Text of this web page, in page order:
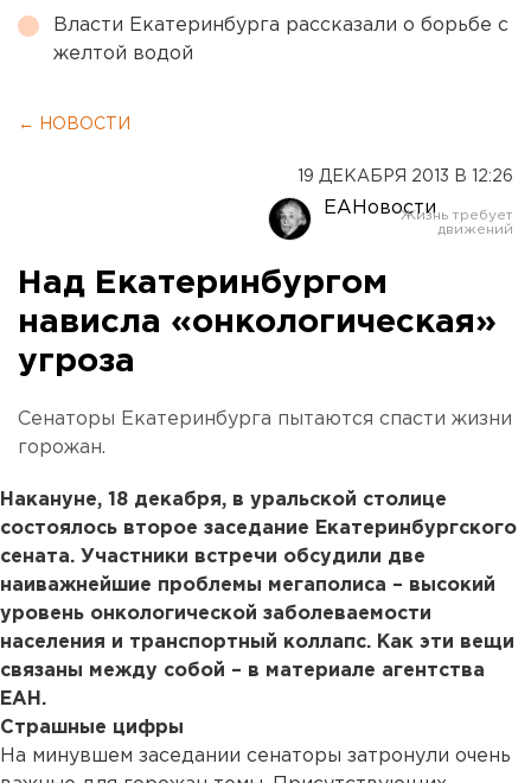
Власти Екатеринбурга рассказали о борьбе с
желтой водой
← НОВОСТИ
19 ДЕКАБРЯ 2013 В 12:26
ЕАНовости
Над Екатеринбургом
нависла «онкологическая»
угроза
Сенаторы Екатеринбурга пытаются спасти жизни
горожан.
Накануне, 18 декабря, в уральской столице
состоялось второе заседание Екатеринбургского
сената. Участники встречи обсудили две
наиважнейшие проблемы мегаполиса – высокий
уровень онкологической заболеваемости
населения и транспортный коллапс. Как эти вещи
связаны между собой – в материале агентства
ЕАН.
Страшные цифры
На минувшем заседании сенаторы затронули очень